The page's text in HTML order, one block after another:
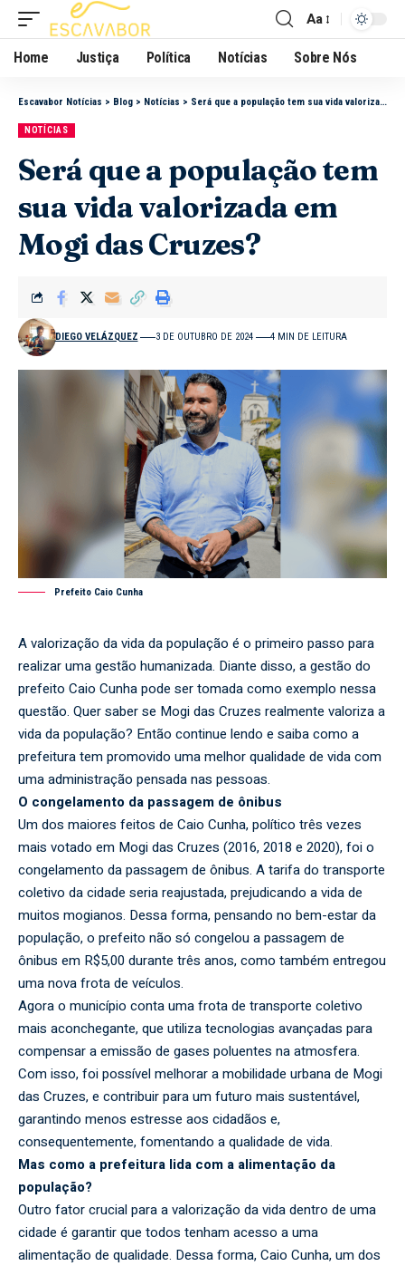
Aa
Home Justiça Política Notícias Sobre Nós
Escavabor Notícias > Blog > Notícias > Será que a população tem sua vida valorizada em Mogi das Cruzes?
NOTÍCIAS
Será que a população tem
sua vida valorizada em
Mogi das Cruzes?
DIEGO VELÁZQUEZ 3 DE OUTUBRO DE 2024 4 MIN DE LEITURA
Prefeito Caio Cunha
A valorização da vida da população é o primeiro passo para
realizar uma gestão humanizada. Diante disso, a gestão do
prefeito Caio Cunhapode ser tomada como exemplo nessa
questão. Quer saber se Mogi das Cruzes realmente valoriza a
vida da população? Então continue lendo e saiba como a
prefeitura tem promovido uma melhor qualidade de vida com
uma administração pensada nas pessoas.
O congelamento da passagem de ônibus
Um dos maiores feitos de Caio Cunha, político três vezes
mais votado em Mogi das Cruzes (2016, 2018 e 2020), foi o
congelamento da passagem de ônibus. A tarifa do transporte
coletivo da cidade seria reajustada, prejudicando a vida de
muitos mogianos. Dessa forma, pensando no bem-estar da
população, o prefeito não só congelou a passagem de
ônibus em R$5,00 durante três anos, como também entregou
uma nova frota de veículos.
Agora o município conta uma frota de transporte coletivo
mais aconchegante, que utiliza tecnologias avançadas para
compensar a emissão de gases poluentes na atmosfera.
Com isso, foi possível melhorar a mobilidade urbana de Mogi
das Cruzes, e contribuir para um futuro mais sustentável,
garantindo menos estresse aos cidadãos e,
consequentemente, fomentando a qualidade de vida.
Mas como a prefeitura lida com a alimentação da
população?
Outro fator crucial para a valorização da vida dentro de uma
cidade é garantir que todos tenham acesso a uma
alimentação de qualidade. Dessa forma, Caio Cunha, um dos